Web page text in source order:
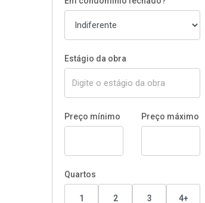
Estágio da obra
Preço mínimo Preço máximo
Quartos
1 2 3 4+